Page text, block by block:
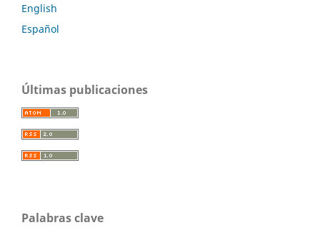
English
Español
Últimas publicaciones
Palabras clave